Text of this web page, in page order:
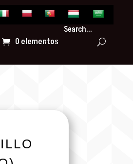
0 elementos
Search...